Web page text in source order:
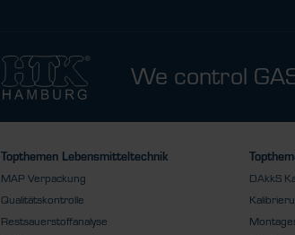
We control
Topthemen Lebensmitteltechnik
MAP Verpackung
Qualitätskontrolle
Restsauerstoffanalyse
DAkkS